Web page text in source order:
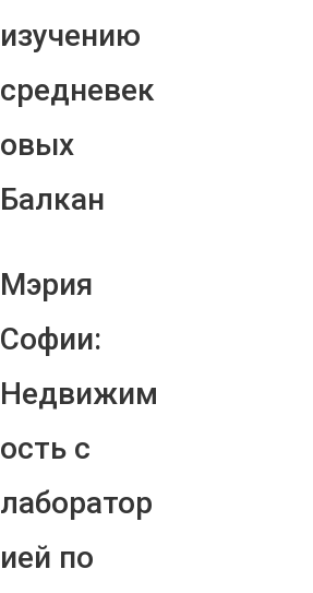
изучению
средневек
овых
Балкан
Мэрия
Софии:
Недвижим
ость с
лаборатор
ией по